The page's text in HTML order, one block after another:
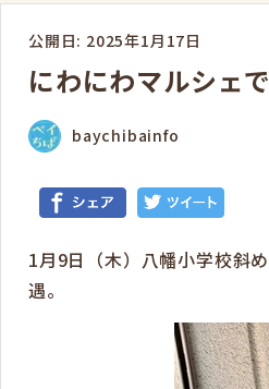
公開日: 2025年1月17日
にわにわマルシェ
baychibainfo
1月9日（木）八幡小学校斜
遇。